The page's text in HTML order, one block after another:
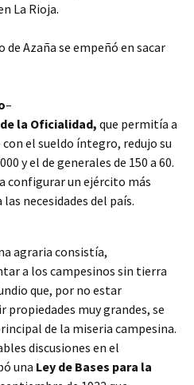
La Rioja.
Azaña se empeñó en sacar
–
la Oficialidad, que permitía a
el sueldo íntegro, redujo su
y el de generales de 150 a 60.
configurar un ejército más
necesidades del país.
agraria consistía,
a los campesinos sin tierra
que, por no estar
muy grandes, se
de la miseria campesina.
discusiones en el
una Ley de Bases para la